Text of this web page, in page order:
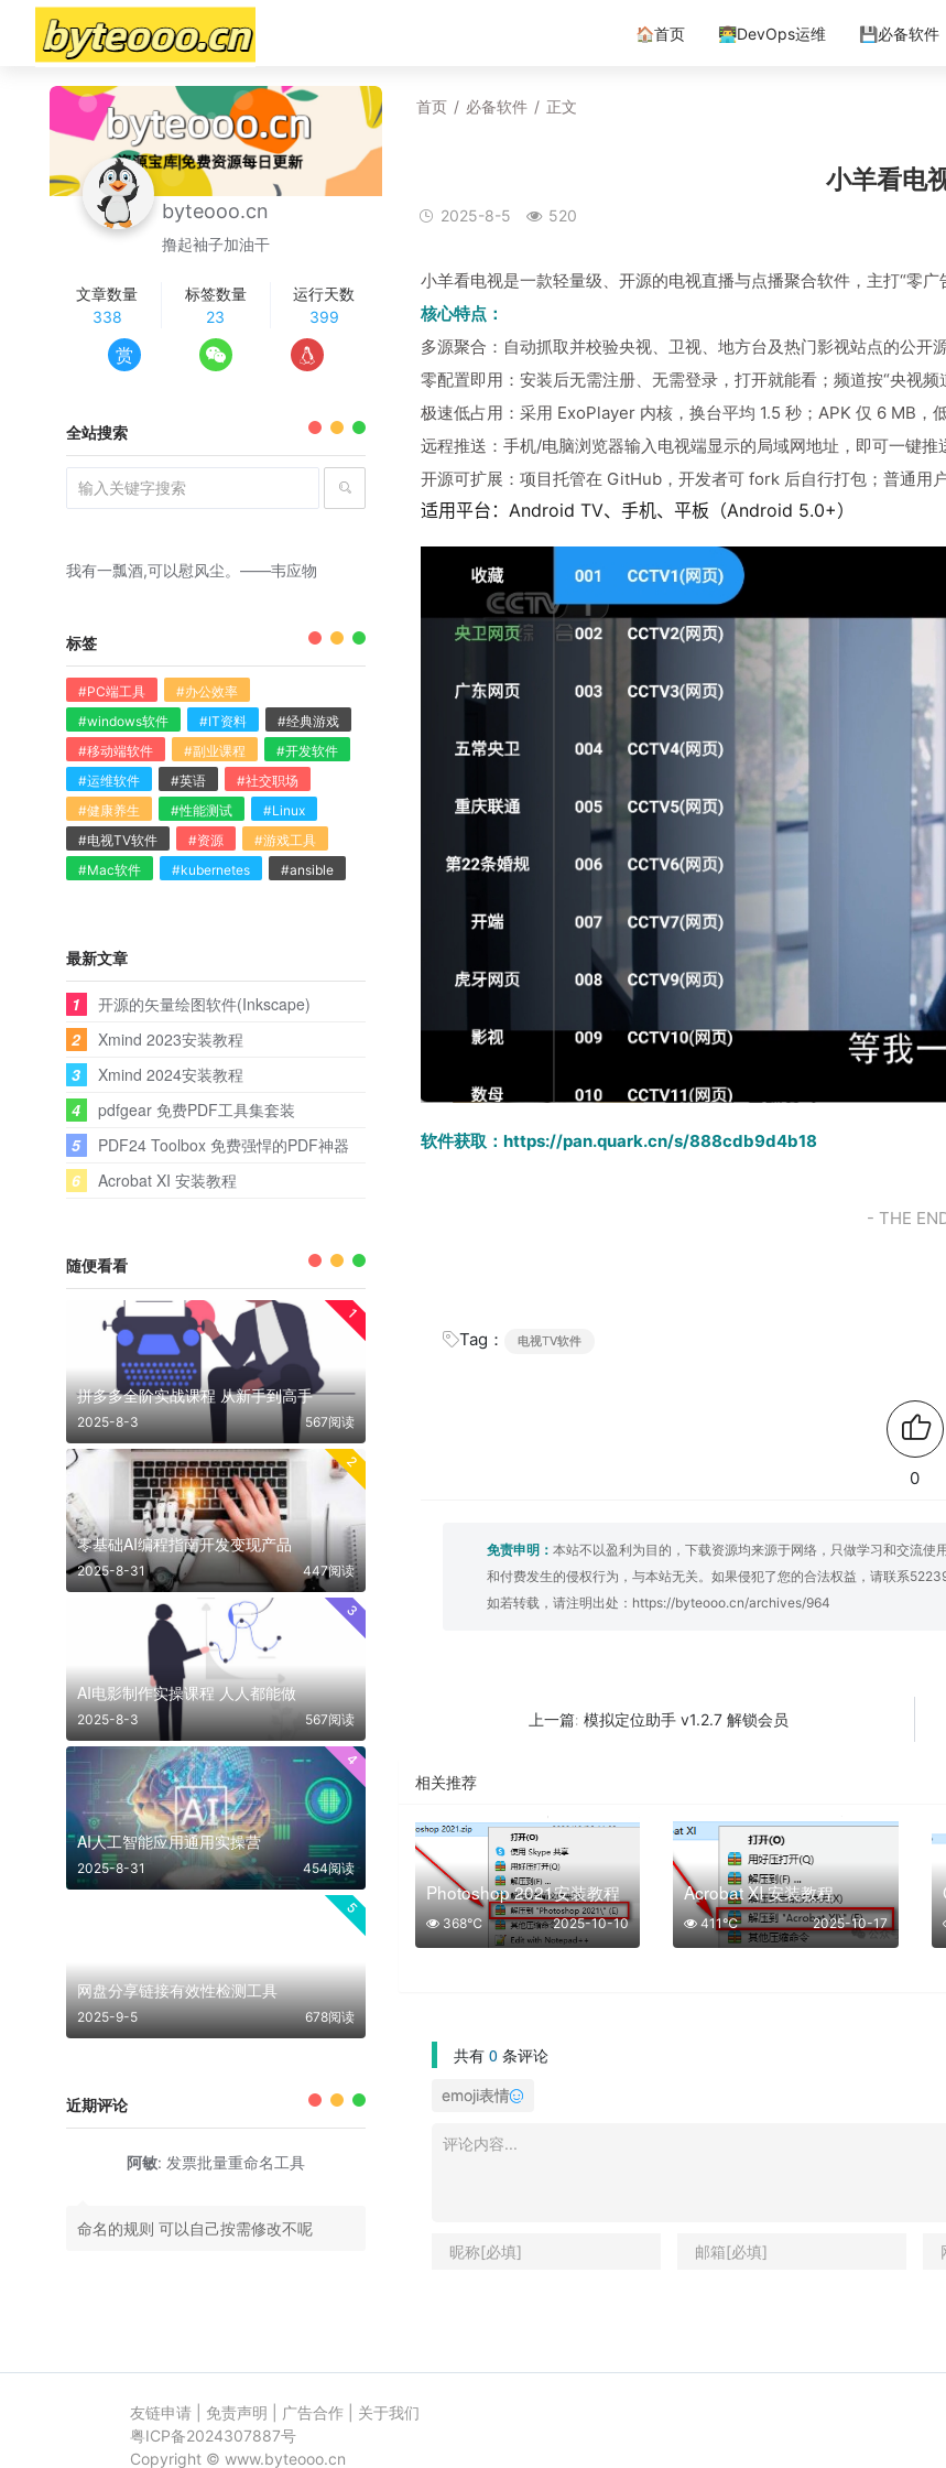
🏠首页 👨‍💻DevOps运维 💾必备软件
首页 / 必备软件 / 正文
小羊看电
2025-8-5 520
小羊看电视是一款轻量级、开源的电视直播与点播聚合软件，主打“零广
核心特点：
多源聚合：自动抓取并校验央视、卫视、地方台及热门影视站点的公开
零配置即用：安装后无需注册、无需登录，打开就能看；频道按“央视
极速低占用：采用 ExoPlayer 内核，换台平均 1.5 秒；APK 仅 6 MB，
远程推送：手机/电脑浏览器输入电视端显示的局域网地址，即可一键推
开源可扩展：项目托管在 GitHub，开发者可 fork 后自行打包；普通用
适用平台：Android TV、手机、平板（Android 5.0+）
软件获取： https://pan.quark.cn/s/888cdb9d4b18
- THE
Tag： 电视TV软件
0
免责申明： 本站不以盈利为目的，下载资源均来源于网络，只做学习和交流
和付费发生的侵权行为，与本站无关。如果侵犯了您的合法权益，请联系
如若转载，请注明出处： https://byteooo.cn/archives/964
上一篇: 模拟定位助手 v1.2.7 解锁会员
相关推荐
Photoshop 2021安装教程
2025-10-10
368℃
Acrobat XI 安装教程
2025-10-17
411℃
共有 0 条评论
emoji表情
byteooo.cn
撸起袖子加油干
文章数量
338
标签数量
23
运行天数
399
赏
全站搜索
我有一瓢酒,可以慰风尘。——韦应物
标签
#PC端工具
#办公效率
#windows软件
#IT资料
#经典游戏
#移动端软件
#副业课程
#开发软件
#运维软件
#英语
#社交职场
#健康养生
#性能测试
#Linux
#电视TV软件
#资源
#游戏工具
#Mac软件
#kubernetes #ansible
最新文章
1
开源的矢量绘图软件(Inkscape)
2
Xmind 2023安装教程
3
Xmind 2024安装教程
4
pdfgear 免费PDF工具集套装
5
PDF24 Toolbox 免费强悍的PDF神器
6
Acrobat XI 安装教程
随便看看
1
拼多多全阶实战课程 从新手到高手
2025-8-3 567阅读
2
零基础AI编程指南开发变现产品
2025-8-31 447阅读
3
AI电影制作实操课程 人人都能做
2025-8-3 567阅读
4
AI人工智能应用通用实操营
2025-8-31 454阅读
5
网盘分享链接有效性检测工具
2025-9-5 678阅读
近期评论
阿敏: 发票批量重命名工具
命名的规则 可以自己按需修改不呢
友链申请| 免责声明 广告合作| 关于我们
粤ICP备2024307887号
Copyright © www.byteooo.cn